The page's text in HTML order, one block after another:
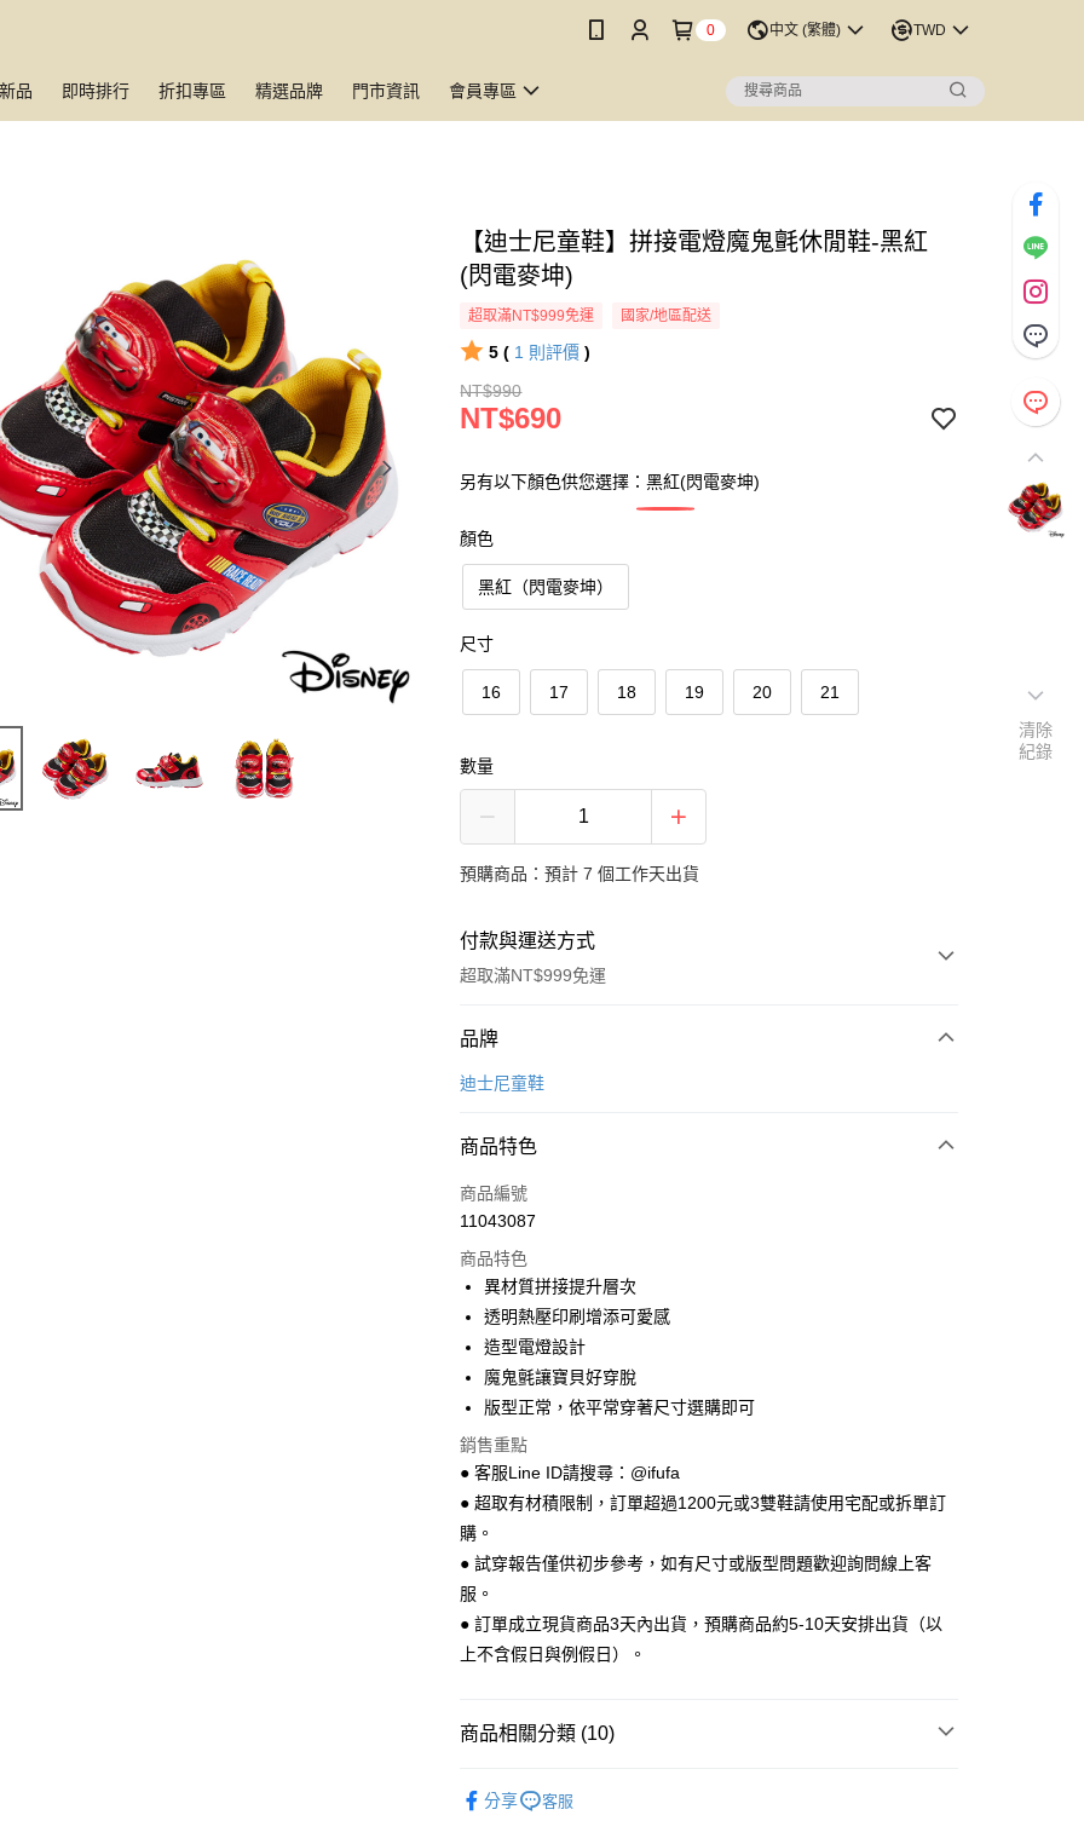
0 中文 (繁體) TWD
品 即時排行 折扣專區 精選品牌 門市資訊 會員專區
【迪士尼童鞋】拼接電燈魔鬼氈休閒鞋-黑紅
(閃電麥坤)
超取滿NT$999免運 國家/地區配送
5 ( 1 則評價 )
NT$990
NT$690
另有以下顏色供您選擇：黑紅(閃電麥坤)
顏色
黑紅（閃電麥坤）
尺寸
16 17 18 19 20 21
數量
預購商品：預計 7 個工作天出貨
付款與運送方式
超取滿NT$999免運
付款方式
信用卡一次付款
Apple Pay
街口支付
悠遊付
Google Pay
全盈+PAY
AFTEE先享後付
相關說明
【關於「AFTEE先享後付」】
AFTEE先享後付是「在收到商品之後才付款」的支付方式。 讓您購物簡單
便利好安心！
１．簡單：不需註冊會員、不需綁卡、不需儲值。
３．安心：先確認商品／服務後，再付款。
【「AFTEE先享後付」結帳流程】
１．於結帳方式選擇「AFTEE先享後付」後，將跳轉至「AFTEE先享後
３．收到繳費通知簡訊後14天內，點擊此簡訊中的連結，可透過四大超商
絡購買商品的店家。未經商家同意取消之訂單仍視為有效，需透過AFTEE
ATM付款
運送方式
全家 取貨付款
每筆NT$70，滿NT$999(含以上)免運費
每筆NT$70，滿NT$999(含以上)免運費
7-11 取貨付款
品牌
迪士尼童鞋
商品特色
商品編號
11043087
商品特色
異材質拼接提升層次
透明熱壓印刷增添可愛感
造型電燈設計
魔鬼氈讓寶貝好穿脫
版型正常，依平常穿著尺寸選購即可
銷售重點
● 客服Line ID請搜尋：@ifufa
● 超取有材積限制，訂單超過1200元或3雙鞋請使用宅配或拆單訂
購。
● 試穿報告僅供初步參考，如有尺寸或版型問題歡迎詢問線上客
服。
● 訂單成立現貨商品3天內出貨，預購商品約5-10天安排出貨（以
上不含假日與例假日）。
商品相關分類 (10)
分享 客服
清除
紀錄